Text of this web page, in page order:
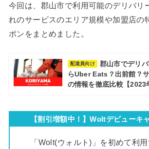
今回は、郡山市で利用可能のデリバリ
れのサービスのエリア規模や加盟店の
ポンをまとめました。
配達員向け
郡山市でデリ
らUber Eats？出前館？
の情報を徹底比較【2023
【割引増額中！】Woltデビューキ
「Wolt(ウォルト)」を初めて利